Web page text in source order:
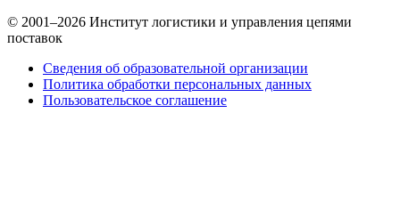
© 2001–2026 Институт логистики и управления цепями
поставок
Сведения об образовательной организации
Политика обработки персональных данных
Пользовательское соглашение